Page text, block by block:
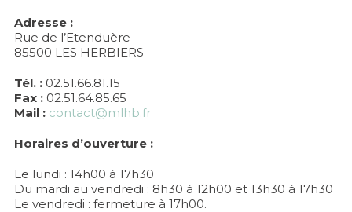
Adresse :
Rue de l’Etenduère
85500 LES HERBIERS
Tél. :02.51.66.81.15
Fax :02.51.64.85.65
Mail : contact@mlhb.fr
Horaires d’ouverture :
Le lundi : 14h00 à 17h30
Du mardi au vendredi : 8h30 à 12h00 et 13h30 à 17h30
Le vendredi : fermeture à 17h00.